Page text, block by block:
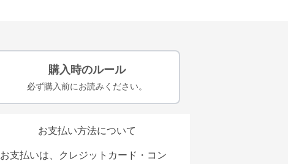
購入時のルール
必ず購入前にお読みください。
お支払い方法について
お支払いは、クレジットカード・コン